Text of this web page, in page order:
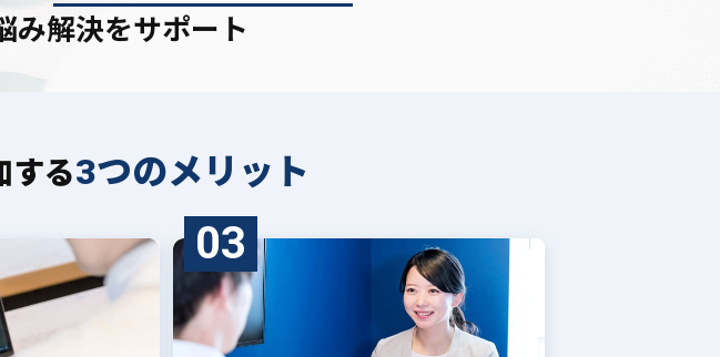
み解決をサポート
する3つのメリット
03